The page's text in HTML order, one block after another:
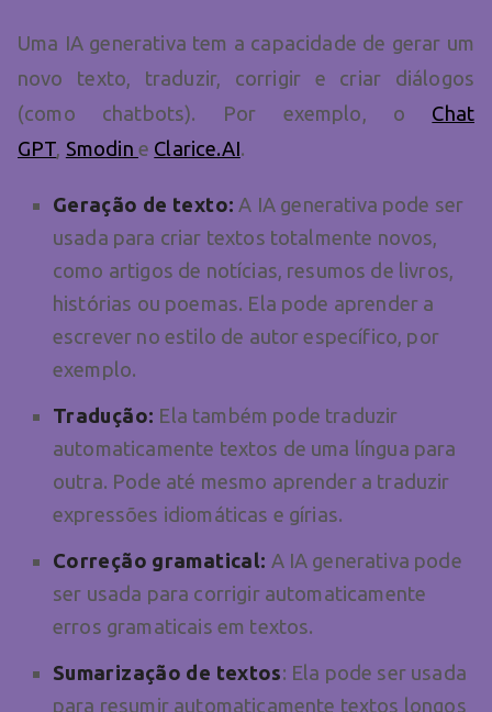
Uma IA generativa tem a capacidade de gerar um
novo texto, traduzir, corrigir e criar diálogos
(como chatbots). Por exemplo, o Chat
GPT, Smodin e Clarice.AI.
Geração de texto: A IA generativa pode ser
usada para criar textos totalmente novos,
como artigos de notícias, resumos de livros,
histórias ou poemas. Ela pode aprender a
escrever no estilo de autor específico, por
exemplo.
Tradução: Ela também pode traduzir
automaticamente textos de uma língua para
outra. Pode até mesmo aprender a traduzir
expressões idiomáticas e gírias.
Correção gramatical: A IA generativa pode
ser usada para corrigir automaticamente
erros gramaticais em textos.
Sumarização de textos: Ela pode ser usada
para resumir automaticamente textos longos